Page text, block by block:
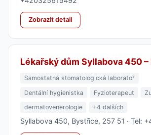
Zobrazit detail
Lékařský dům Syllabova 450
Samostatná stomatologická laboratoř
Dentální hygienistka
Fyzioterapeut
dermatovenerologie
+4 dalších
Syllabova 450, Bystřice, 257 51 · Tel: